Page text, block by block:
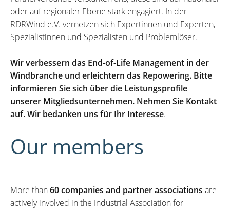
oder auf regionaler Ebene stark engagiert. In der
RDRWind e.V. vernetzen sich Expertinnen und Experten,
Spezialistinnen und Spezialisten und Problemlöser.
Wir verbessern das End-of-Life Management in der
Windbranche und erleichtern das Repowering. Bitte
informieren Sie sich über die Leistungsprofile
unserer Mitgliedsunternehmen. Nehmen Sie Kontakt
auf. Wir bedanken uns für Ihr Interesse.
Our members
More than60 companies and partner associations are
actively involved in the Industrial Association for